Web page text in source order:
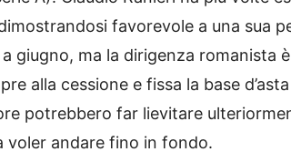
favorevole a una sua
giugno, ma la dirigenza romanista
alla cessione e fissa la base
potrebbero far lievitare
voler andare fino in fondo.